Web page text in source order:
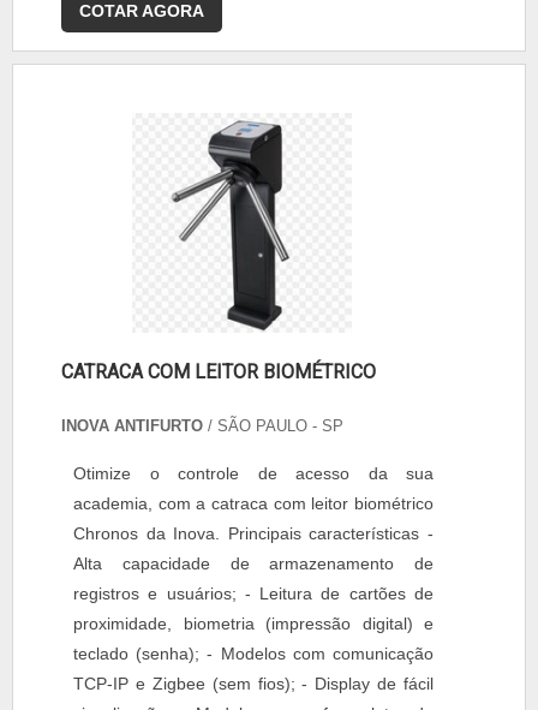
COTAR AGORA
CATRACA COM LEITOR BIOMÉTRICO
INOVA ANTIFURTO / SÃO PAULO - SP
Otimize o controle de acesso da sua
academia, com a catraca com leitor biométrico
Chronos da Inova. Principais características -
Alta capacidade de armazenamento de
registros e usuários; - Leitura de cartões de
proximidade, biometria (impressão digital) e
teclado (senha); - Modelos com comunicação
TCP-IP e Zigbee (sem fios); - Display de fácil